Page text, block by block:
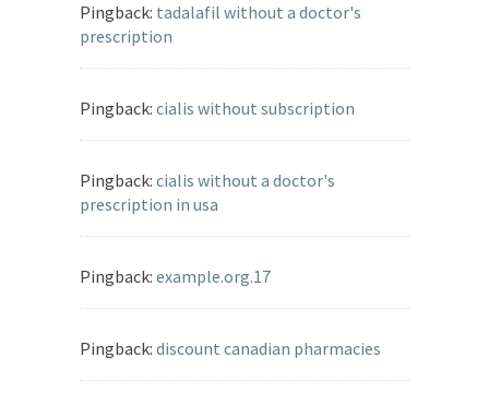
Pingback: tadalafil without a doctor's
prescription
Pingback: cialis without subscription
Pingback: cialis without a doctor's
prescription in usa
Pingback: example.org.17
Pingback: discount canadian pharmacies